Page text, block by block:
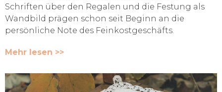
Schriften über den Regalen und die Festung als
Wandbild prägen schon seit Beginn an die
persönliche Note des Feinkostgeschäfts.
Mehr lesen >>